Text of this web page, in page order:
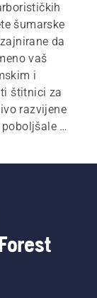
šumarske
da
vaš
i
štitnici za
razvijene
zaštitne